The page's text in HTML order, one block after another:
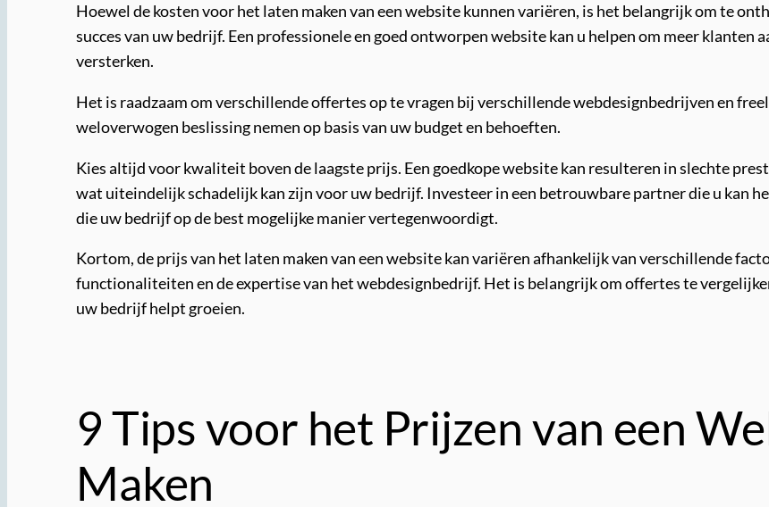
Hoewel de kosten voor het laten maken van een website kunnen variëren, is het belangrijk om te
succes van uw bedrijf. Een professionele en goed ontworpen website kan u helpen om meer klanten
versterken.
Het is raadzaam om verschillende offertes op te vragen bij verschillende webdesignbedrijven en
weloverwogen beslissing nemen op basis van uw budget en behoeften.
Kies altijd voor kwaliteit boven de laagste prijs. Een goedkope website kan resulteren in slechte
wat uiteindelijk schadelijk kan zijn voor uw bedrijf. Investeer in een betrouwbare partner die u kan
die uw bedrijf op de best mogelijke manier vertegenwoordigt.
Kortom, de prijs van het laten maken van een website kan variëren afhankelijk van verschillende
functionaliteiten en de expertise van het webdesignbedrijf. Het is belangrijk om offertes te
uw bedrijf helpt groeien.
9 Tips voor het Prijzen van een
Maken